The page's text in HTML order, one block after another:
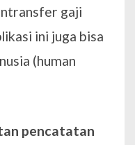
gaji
ini juga bisa
(human
pencatatan